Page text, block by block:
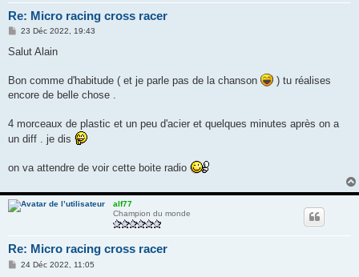
Re: Micro racing cross racer
M
s
g
23 Déc 2022, 19:43
Salut Alain
Bon comme d'habitude ( et je parle pas de la chanson
) tu réalises
encore de belle chose .
4 morceaux de plastic et un peu d'acier et quelques minutes après on a
un diff . je dis
on va attendre de voir cette boite radio
alf77
Champion du monde
Re: Micro racing cross racer
M24 Déc 2022, 11:05